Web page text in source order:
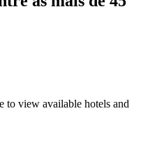
to view available hotels and